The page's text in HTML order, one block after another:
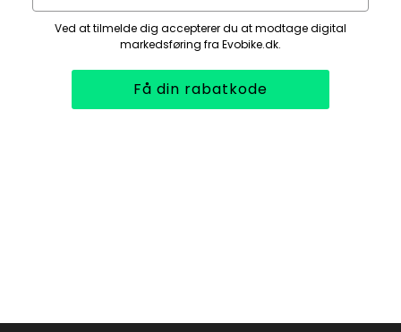
Ved at tilmelde dig accepterer du at modtage digital
markedsføring fra Evobike.dk.
Få din rabatkode